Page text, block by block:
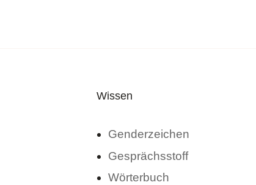
Wissen
Genderzeichen
Gesprächsstoff
Wörterbuch